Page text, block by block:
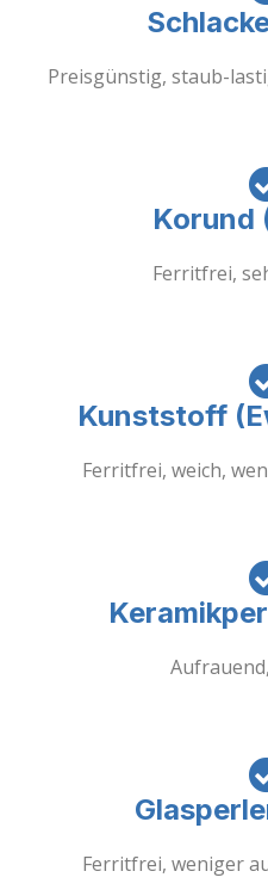
Preisgünstig, staub-
Korund
Ferritfrei,
Kunststoff
Ferritfrei, weich,
Ferritfrei, weniger